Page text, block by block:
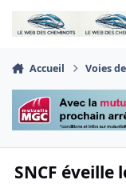
Aller au contenu
Accueil Voies
SNCF éveille